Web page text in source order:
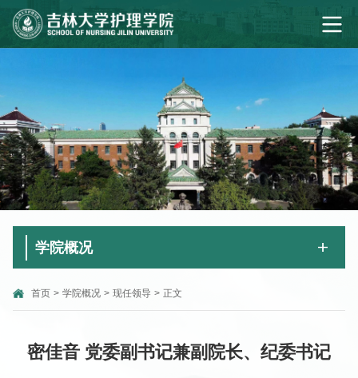
学院概况
首页 > 学院概况 > 现任领导 > 正文
密佳音 党委副书记兼副院长、纪委书记